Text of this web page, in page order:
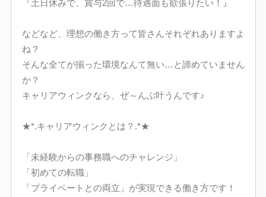
『土日休みで、賞与2回で…待遇面も欲張りたい！』
などなど、理想の働き方って皆さんそれぞれありますよ
ね？
そんな全てが揃った環境なんて無い…と諦めていません
か？
キャリアウィンクなら、ぜ～んぶ叶うんです♪
★*.キャリアウィンクとは？.*★
「未経験からの事務職へのチャレンジ」
「初めての転職」
「プライベートとの両立」が実現できる働き方です！